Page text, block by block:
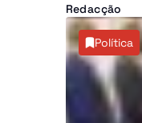
esta sexta-
cidadãos
uma
tráfico de
Redacção
Política